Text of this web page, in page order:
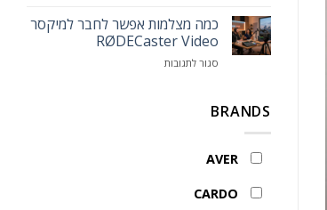
למכשיר
קשר
מיקרופונים
אפשר
לחבר
למיקסר
כמה מצלמות אפשר לחבר למיקסר
RØDECaster Video
סגור לתגובותעל
BRANDS
AVER
CARDO